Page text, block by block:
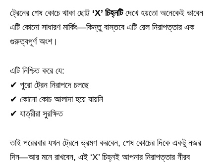
ট্রেনের শেষ কোচে থাকা ছোট্ট ‘X’ চিহ্নটিদেখে হয়তো অনেকেই ভাবেন
এটি কোনো সাধারণ মার্কিং—কিন্তু বাস্তবে এটি রেল নিরাপত্তার এক
গুরুত্বপূর্ণ অংশ।
এটি নিশ্চিত করে যে:
✔ পুরো ট্রেন নিরাপদে চলছে
✔ কোনো কোচ আলাদা হয়ে যায়নি
✔ যাত্রীরা সুরক্ষিত
তাই পরেরবার যখন ট্রেনে ভ্রমণ করবেন, শেষ কোচের দিকে একটু নজর
দিন—আর মনে রাখবেন, এই ‘X’ চিহ্নই আপনার নিরাপত্তার নীরব